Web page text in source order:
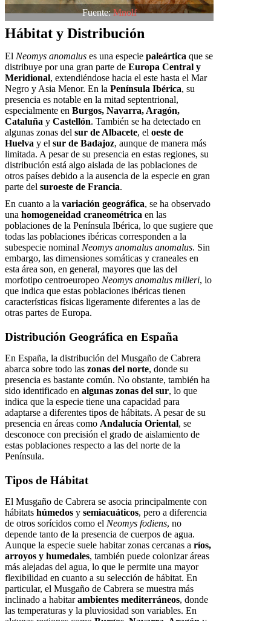
Fuente:Mnolf
Hábitat y Distribución
El Neomys anomalus es una especie paleártica que se
distribuye por una gran parte de Europa Central y
Meridional, extendiéndose hacia el este hasta el Mar
Negro y Asia Menor. En la Península Ibérica, su
presencia es notable en la mitad septentrional,
especialmente en Burgos, Navarra, Aragón,
Cataluña y Castellón. También se ha detectado en
algunas zonas del sur de Albacete, el oeste de
Huelva y el sur de Badajoz, aunque de manera más
limitada. A pesar de su presencia en estas regiones, su
distribución está algo aislada de las poblaciones de
otros países debido a la ausencia de la especie en gran
parte del suroeste de Francia.
En cuanto a la variación geográfica, se ha observado
una homogeneidad craneométrica en las
poblaciones de la Península Ibérica, lo que sugiere que
todas las poblaciones ibéricas corresponden a la
subespecie nominal Neomys anomalus anomalus. Sin
embargo, las dimensiones somáticas y craneales en
esta área son, en general, mayores que las del
morfotipo centroeuropeo Neomys anomalus milleri, lo
que indica que estas poblaciones ibéricas tienen
características físicas ligeramente diferentes a las de
otras partes de Europa.
Distribución Geográfica en España
En España, la distribución del Musgaño de Cabrera
abarca sobre todo las zonas del norte, donde su
presencia es bastante común. No obstante, también ha
sido identificado en algunas zonas del sur, lo que
indica que la especie tiene una capacidad para
adaptarse a diferentes tipos de hábitats. A pesar de su
presencia en áreas como Andalucía Oriental, se
desconoce con precisión el grado de aislamiento de
estas poblaciones respecto a las del norte de la
Península.
Tipos de Hábitat
El Musgaño de Cabrera se asocia principalmente con
hábitats húmedos y semiacuáticos, pero a diferencia
de otros sorícidos como el Neomys fodiens, no
depende tanto de la presencia de cuerpos de agua.
Aunque la especie suele habitar zonas cercanas a ríos,
arroyos y humedales, también puede colonizar áreas
más alejadas del agua, lo que le permite una mayor
flexibilidad en cuanto a su selección de hábitat. En
particular, el Musgaño de Cabrera se muestra más
inclinado a habitarambientes mediterráneos, donde
las temperaturas y la pluviosidad son variables. En